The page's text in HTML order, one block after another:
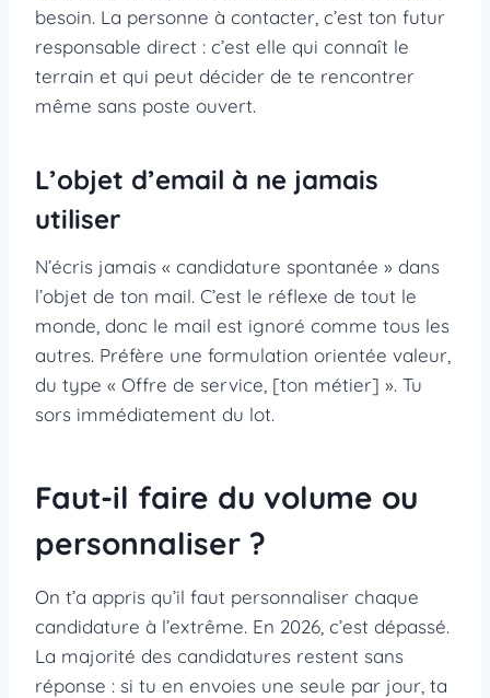
besoin. La personne à contacter, c’est ton futur
responsable direct : c’est elle qui connaît le
terrain et qui peut décider de te rencontrer
même sans poste ouvert.
L’objet d’email à ne jamais
utiliser
N’écris jamais « candidature spontanée » dans
l’objet de ton mail. C’est le réflexe de tout le
monde, donc le mail est ignoré comme tous les
autres. Préfère une formulation orientée valeur,
du type « Offre de service, [ton métier] ». Tu
sors immédiatement du lot.
Faut-il faire du volume ou
personnaliser ?
On t’a appris qu’il faut personnaliser chaque
candidature à l’extrême. En 2026, c’est dépassé.
La majorité des candidatures restent sans
réponse : si tu en envoies une seule par jour, ta